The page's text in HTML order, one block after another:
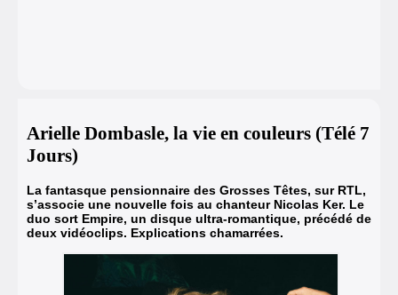
Arielle Dombasle, la vie en couleurs (Télé 7
Jours)
La fantasque pensionnaire des Grosses Têtes, sur RTL,
s’associe une nouvelle fois au chanteur Nicolas Ker. Le
duo sort Empire, un disque ultra-romantique, précédé de
deux vidéoclips. Explications chamarrées.